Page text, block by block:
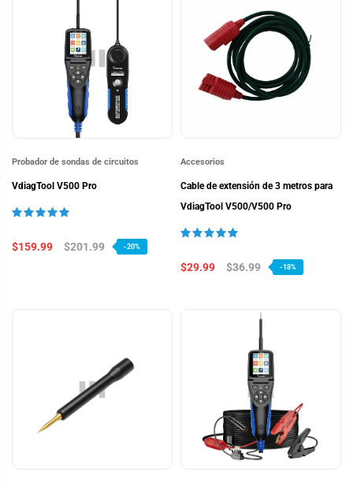
Probador de sondas de circuitos
VdiagTool V500 Pro
$159.99 $201.99 -20%
Accesorios
Cable de extensión de 3 metros para
VdiagTool V500/V500 Pro
$29.99 $36.99 -18%